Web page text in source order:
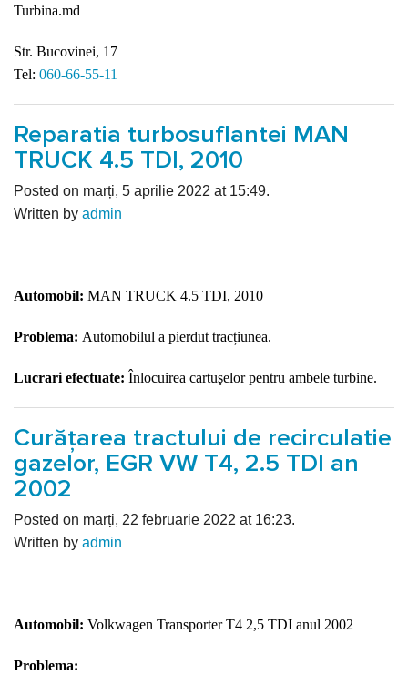
Turbina.md
Str. Bucovinei, 17
Tel: 060-66-55-11
Reparatia turbosuflantei MAN
TRUCK 4.5 TDI, 2010
Posted on marți, 5 aprilie 2022 at 15:49.
Written by admin
Automobil: MAN TRUCK 4.5 TDI, 2010
Problema: Automobilul a pierdut tracțiunea.
Lucrari efectuate: Înlocuirea cartuşelor pentru ambele turbine.
Curățarea tractului de recirculatie
gazelor, EGR VW T4, 2.5 TDI an
2002
Posted on marți, 22 februarie 2022 at 16:23.
Written by admin
Automobil: Volkwagen Transporter T4 2,5 TDI anul 2002
Problema: